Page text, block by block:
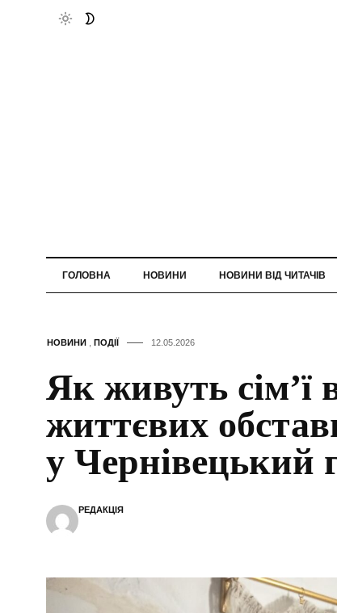
ГОЛОВНА НОВИНИ НОВИНИ ВІД ЧИТАЧІВ
НОВИНИ ПОДІЇ 12.05.2026
Як живуть сім’ї
життєвих
у Чернівецький
РЕДАКЦІЯ